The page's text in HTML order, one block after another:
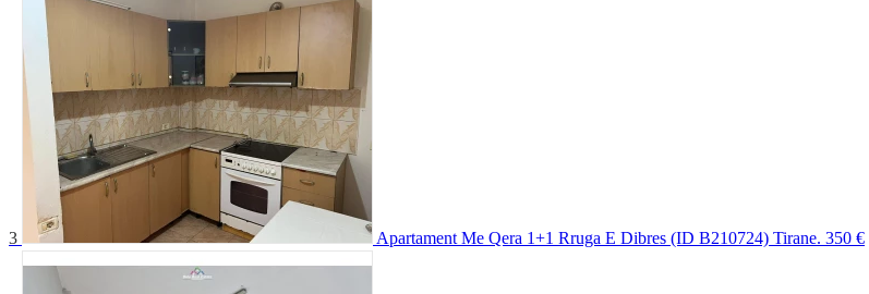
3 Apartament Me Qera 1+1 Rruga E Dibres (ID B210724) Tirane. 350 €